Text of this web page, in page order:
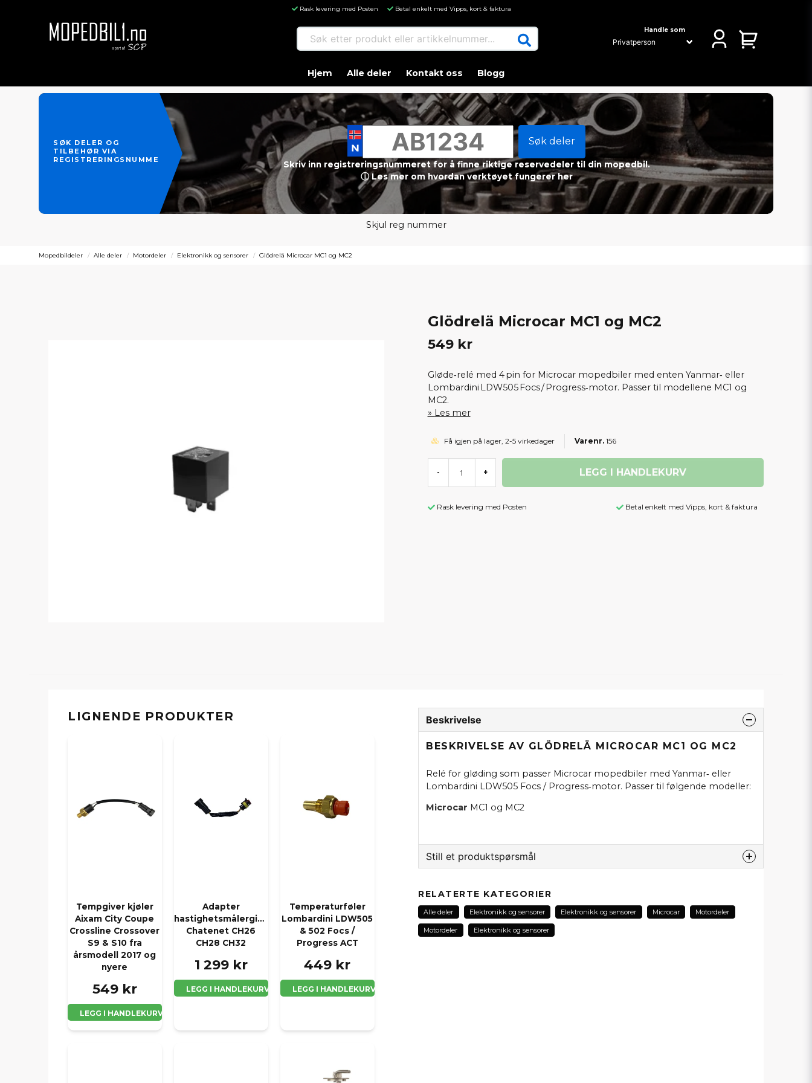
Rask levering med Posten Betal enkelt med Vipps, kort & faktura
Søk etter produkt eller artikkelnummer... Handle som
Hjem Alle deler Kontakt oss Blogg
SØK DELER OG
TILBEHØR VIA
REGISTRERINGSNUMMER
Søk deler
Skriv inn registreringsnummeret for å finne riktige reservedeler til din mopedbil.
ⓘ Les mer om hvordan verktøyet fungerer her
Skjul reg nummer
Mopedbildeler Alle deler Motordeler Elektronikk og sensorer Glödrelä Microcar MC1 og MC2
Glödrelä Microcar MC1 og MC2
549 kr
Gløde‑relé med 4 pin for Microcar mopedbiler med enten Yanmar‑ eller
Lombardini LDW505 Focs / Progress‑motor. Passer til modellene MC1 og
MC2.
Les mer
Få igjen på lager, 2-5 virkedager 156
- + LEGG I HANDLEKURV
Rask levering med Posten Betal enkelt med Vipps, kort & faktura
LIGNENDE PRODUKTER
Tempgiver kjøler
Aixam City Coupe
Crossline Crossover
S9 & S10 fra
årsmodell 2017 og
nyere
549 kr
LEGG I HANDLEKURV
Adapter
hastighetsmålergiver
Chatenet CH26
CH28 CH32
1 299 kr
LEGG I HANDLEKURV
Temperaturføler
Lombardini LDW505
& 502 Focs /
Progress ACT
449 kr
LEGG I HANDLEKURV
Beskrivelse
BESKRIVELSE AV GLÖDRELÄ MICROCAR MC1 OG MC2
Relé for gløding som passer Microcar mopedbiler med Yanmar‑ eller
Lombardini LDW505 Focs / Progress‑motor. Passer til følgende modeller:
Microcar MC1 og MC2
Still et produktspørsmål
Spør oss noe om dette produktet...
RELATERTE KATEGORIER
Alle deler Elektronikk og sensorer Elektronikk og sensorer Microcar Motordeler
Motordeler Elektronikk og sensorer